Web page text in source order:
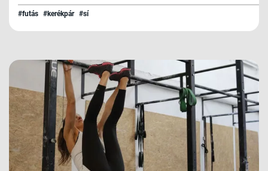
#futás #kerékpár #sí